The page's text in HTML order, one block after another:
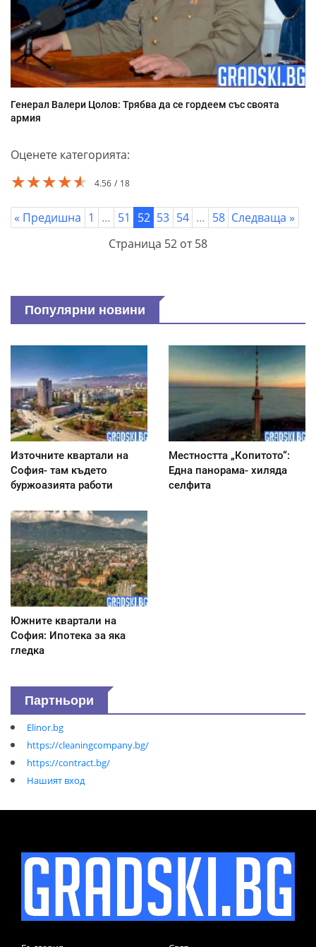
Генерал Валери Цолов: Трябва да се гордеем със своята
армия
Оценете категорията:
★★★★★
★★★★★
★★★★★ 4.56 18
« Предишна 1 … 51 52 53 54 … 58 Следваща »
Страница 52 от 58
Популярни новини
Източните квартали на
София- там където
буржоазията работи
Местността „Копитото“:
Една панорама- хиляда
селфита
Южните квартали на
София: Ипотека за яка
гледка
Партньори
Elinor.bg
https://cleaningcompany.bg/
https://contract.bg/
Нашият вход